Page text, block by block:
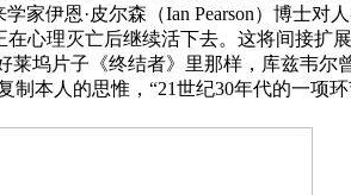
伊恩·皮尔森（Ian Pearson）博士对
心理灭亡后继续活下去。这将间接扩
坞片子《终结者》里那样，库兹韦
本人的思惟，“21世纪30年代的一项